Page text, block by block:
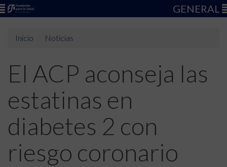
GENERAL
Inicio Noticias
El ACP aconseja las
estatinas en
diabetes 2 con
riesgo coronario